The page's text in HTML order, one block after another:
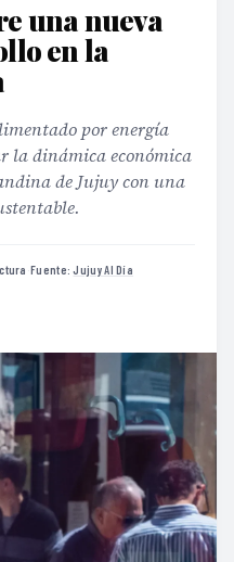
una nueva
en la
por energía
la dinámica económica
de Jujuy con una
·Fuente:Jujuy Al Día